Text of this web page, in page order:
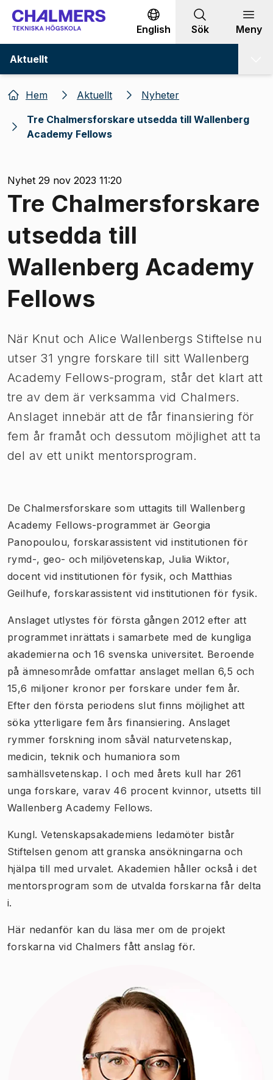
Gå till innehållet
English Sök Meny
Aktuellt
Hem Aktuellt
Nyheter
Tre Chalmersforskare utsedda till Wallenberg
Academy Fellows
Nyhet 29 nov 2023 11:20
Tre Chalmersforskare
utsedda till
Wallenberg Academy
Fellows
När Knut och Alice Wallenbergs Stiftelse nu
utser 31 yngre forskare till sitt Wallenberg
Academy Fellows-program, står det klart att
tre av dem är verksamma vid Chalmers.
Anslaget innebär att de får finansiering för
fem år framåt och dessutom möjlighet att ta
del av ett unikt mentorsprogram.
De Chalmersforskare som uttagits till Wallenberg
Academy Fellows-programmet är Georgia
Panopoulou, forskarassistent vid institutionen för
rymd-, geo- och miljövetenskap, Julia Wiktor,
docent vid institutionen för fysik, och Matthias
Geilhufe, forskarassistent vid institutionen för fysik.
Anslaget utlystes för första gången 2012 efter att
programmet inrättats i samarbete med de kungliga
akademierna och 16 svenska universitet. Beroende
på ämnesområde omfattar anslaget mellan 6,5 och
15,6 miljoner kronor per forskare under fem år.
Efter den första periodens slut finns möjlighet att
söka ytterligare fem års finansiering. Anslaget
rymmer forskning inom såväl naturvetenskap,
medicin, teknik och humaniora som
samhällsvetenskap. I och med årets kull har 261
unga forskare, varav 46 procent kvinnor, utsetts till
Wallenberg Academy Fellows.
Kungl. Vetenskapsakademiens ledamöter bistår
Stiftelsen genom att granska ansökningarna och
hjälpa till med urvalet. Akademien håller också i det
mentorsprogram som de utvalda forskarna får delta
i.
Här nedanför kan du läsa mer om de projekt
forskarna vid Chalmers fått anslag för.